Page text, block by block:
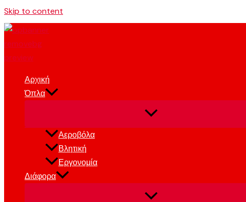
Skip to content
Αρχική
Όπλα
Αεροβόλα
Βλητική
Εργονομία
Διάφορα